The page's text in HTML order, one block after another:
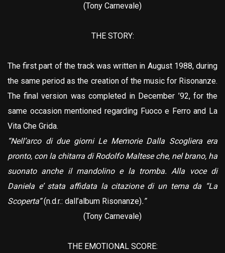
(Tony Carnevale)
THE STORY:
The first part of the track was written in August 1988, during
the same period as the creation of the music for Risonanze.
The final version was completed in December ’92, for the
same occasion mentioned regarding Fuoco e Ferro and La
Vita Che Grida.
“Nell’arco di due giorni Le Memorie Dalla Scogliera era
pronto, con la chitarra di Rodolfo Maltese che, nel brano, ha
suonato anche il mandolino e la tromba. Alla voce di
Daniela e’ stata affidata la citazione di un tema da “La
Scoperta”(n.d.r.: dall’album Risonanze).”
(Tony Carnevale)
THE EMOTIONAL SCORE: